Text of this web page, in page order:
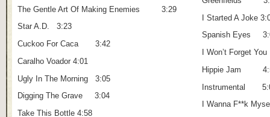
The Gentle Art Of Making Enemies 3:29
Star A.D. 3:23
Cuckoo For Caca 3:42
Caralho Voador 4:01
Ugly In The Morning 3:05
Digging The Grave 3:04
Take This Bottle 4:58
I Started A Joke
Spanish Eyes
I Won’t Forget
Hippie Jam
Instrumental
I Wanna F**k